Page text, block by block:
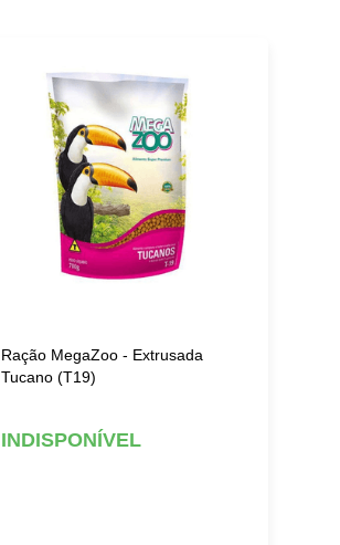
Ração MegaZoo - Extrusada
Tucano (T19)
INDISPONÍVEL